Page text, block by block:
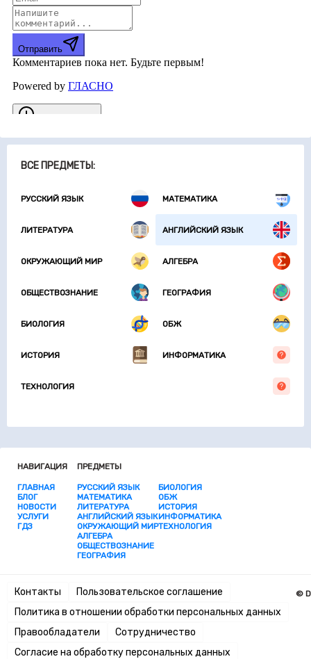
ВСЕ ПРЕДМЕТЫ:
РУССКИЙ ЯЗЫК МАТЕМАТИКА
ЛИТЕРАТУРА АНГЛИЙСКИЙ ЯЗЫК
ОКРУЖАЮЩИЙ МИР АЛГЕБРА
ОБЩЕСТВОЗНАНИЕ ГЕОГРАФИЯ
БИОЛОГИЯ ОБЖ
ИСТОРИЯ ИНФОРМАТИКА
ТЕХНОЛОГИЯ
НАВИГАЦИЯ
ГЛАВНАЯ
БЛОГ
НОВОСТИ
УСЛУГИ
ГДЗ
ПРЕДМЕТЫ
РУССКИЙ ЯЗЫК
МАТЕМАТИКА
ЛИТЕРАТУРА
АНГЛИЙСКИЙ ЯЗЫК
ОКРУЖАЮЩИЙ МИР
АЛГЕБРА
ОБЩЕСТВОЗНАНИЕ
ГЕОГРАФИЯ
БИОЛОГИЯ
ОБЖ
ИСТОРИЯ
ИНФОРМАТИКА
ТЕХНОЛОГИЯ
Контакты
Пользовательское соглашение
Политика в отношении обработки персональных данных
Правообладатели
Сотрудничество
Согласие на обработку персональных данных
©